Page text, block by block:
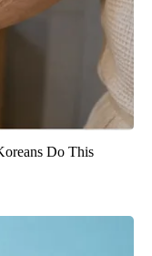
Do This